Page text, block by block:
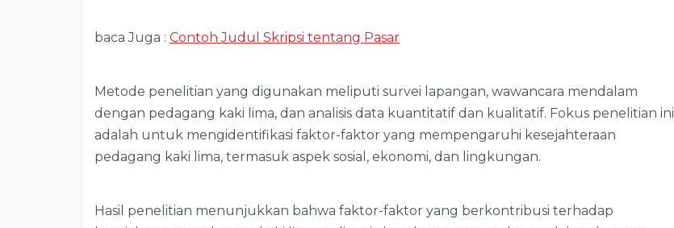
baca Juga : Contoh Judul Skripsi tentang Pasar
Metode penelitian yang digunakan meliputi survei lapangan, wawancara mendalam
dengan pedagang kaki lima, dan analisis data kuantitatif dan kualitatif. Fokus penelitian ini
adalah untuk mengidentifikasi faktor-faktor yang mempengaruhi kesejahteraan
pedagang kaki lima, termasuk aspek sosial, ekonomi, dan lingkungan.
Hasil penelitian menunjukkan bahwa faktor-faktor yang berkontribusi terhadap